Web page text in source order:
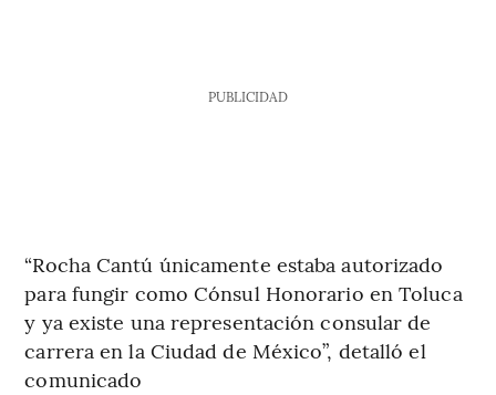
PUBLICIDAD
“Rocha Cantú únicamente estaba autorizado
para fungir como Cónsul Honorario en Toluca
y ya existe una representación consular de
carrera en la Ciudad de México”, detalló el
comunicado